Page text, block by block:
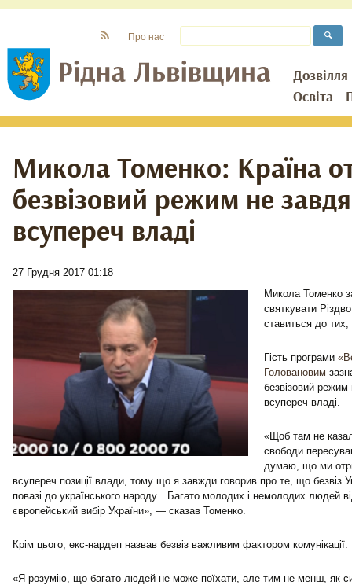
Дозвілля
Освіта
Про нас
Микола Томенко: Країна
безвізовий режим не
всупереч владі
27 Грудня 2017 01:18
Микола Томенко
святкувати
ставиться до
Гість програми
Головановим
безвізовий
всупереч владі.
«Щоб там не
свободи
думаю, що ми
всупереч позиції влади, тому що я завжди говорив про те, що безвіз
повазі до українського народу…Багато молодих і немолодих людей
європейський вибір України», — сказав Томенко.
Крім цього, екс-нардеп назвав безвіз важливим фактором комунікації.
«Я розумію, що багато людей не може поїхати, але тим не менш, як